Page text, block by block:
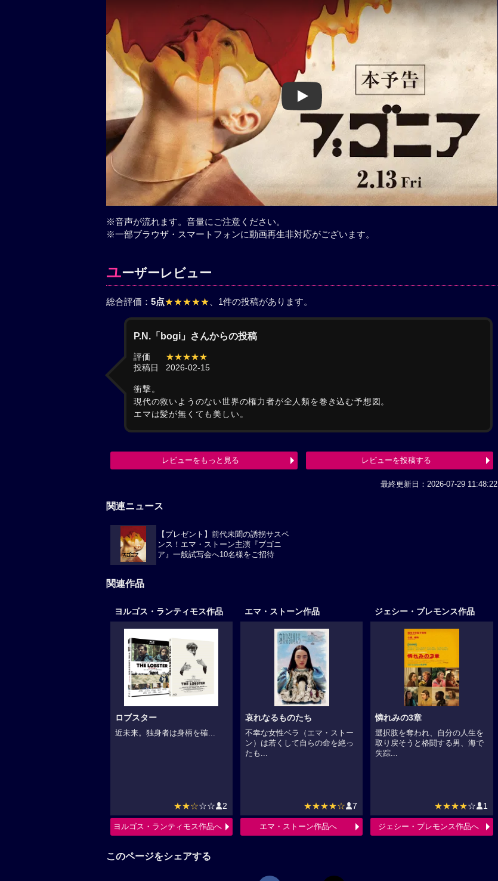
Play
※音声が流れます。音量にご注意ください。
※一部ブラウザ・スマートフォンに動画再生非対応がございます。
ユーザーレビュー
総合評価： 5点★★★★★ 、1件の投稿があります。
P.N.「bogi」さんからの投稿
評価
★★★★★
投稿日
2026-02-15
衝撃。
現代の救いようのない世界の権力者が全人類を巻き込む予想図。
エマは髪が無くても美しい。
レビューをもっと見る レビューを投稿する
最終更新日：2026-07-29 11:48:22
関連ニュース
【プレゼント】前代未聞の誘拐サスペ
ンス！エマ・ストーン主演『ブゴニ
ア』一般試写会へ10名様をご招待
関連作品
ヨルゴス・ランティモス作品
ロブスター
近未来。独身者は身柄を確...
★★☆☆☆ 2
ヨルゴス・ランティモス作品へ
エマ・ストーン作品
哀れなるものたち
不幸な女性ベラ（エマ・ストー
ン）は若くして自らの命を絶っ
たも...
★★★★☆ 7
エマ・ストーン作品へ
ジェシー・プレモンス作品
憐れみの3章
選択肢を奪われ、自分の人生を
取り戻そうと格闘する男、海で
失踪...
★★★★☆ 1
ジェシー・プレモンス作品へ
このページをシェアする